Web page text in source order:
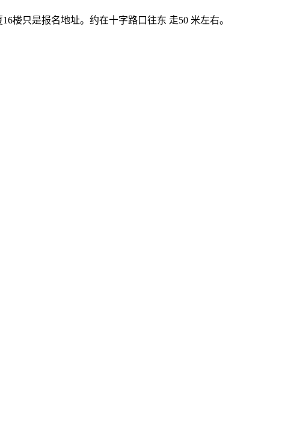
楼只是报名地址。约在十字路口往东 走50 米左右。